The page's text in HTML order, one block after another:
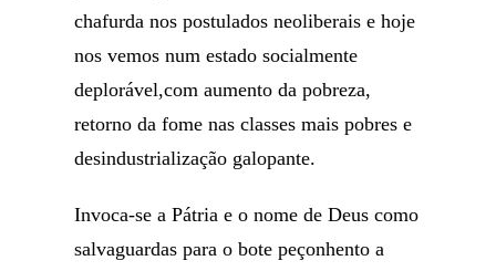
chafurda nos postulados neoliberais e hoje
nos vemos num estado socialmente
deplorável,com aumento da pobreza,
retorno da fome nas classes mais pobres e
desindustrialização galopante.
Invoca-se a Pátria e o nome de Deus como
salvaguardas para o bote peçonhento a